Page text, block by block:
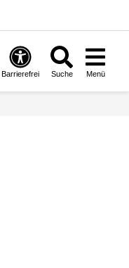
Barrierefrei Suche Menü